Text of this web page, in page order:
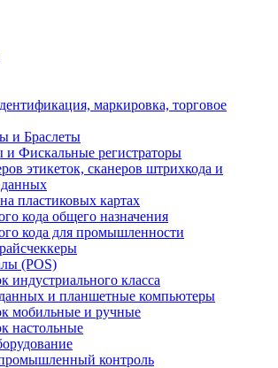
маркировка, торговое
и Браслеты
и Фискальные регистраторы
этикеток, сканеров штрихкода и
данных
пластиковых картах
кода общего назначения
кода для промышленности
(POS)
индустриального класса
и планшетные компьютеры
мобильные и ручные
настольные
контроль